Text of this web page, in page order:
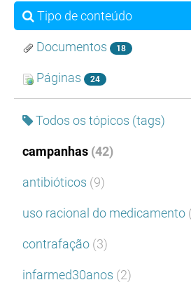
Tipo de conteúdo
Documentos 18
Páginas 24
Todos os tópicos (tags)
campanhas (42)
antibióticos (9)
uso racional do medicamento
contrafação (3)
infarmed30anos (2)